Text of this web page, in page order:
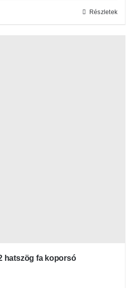
Részletek
hatszög fa koporsó